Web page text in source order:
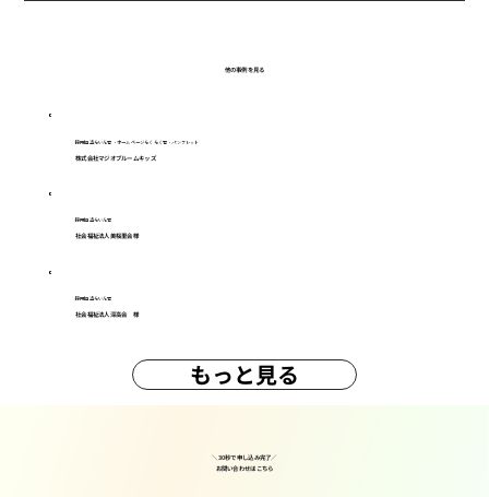
他の事例を見る
採用担当らいん君・ホームページらくらく君・パンフレット
株式会社マジオブルームキッズ
採用担当らいん君
社会福祉法人美桜里会様
採用担当らいん君
社会福祉法人深高会 様
もっと見る
＼30秒で申し込み完了／
​お問い合わせはこちら